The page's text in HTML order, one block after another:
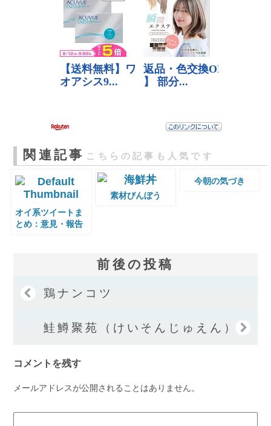
関連記事 こちらの記事も人気です
オイ系ツイートま
とめ：意見・報告
素材びんぼう
今朝の気づき
前後の投稿
鶏ナンコツ
鮭鱒聚苑（けいそんじゅえん）
コメントを残す
メールアドレスが公開されることはありません。